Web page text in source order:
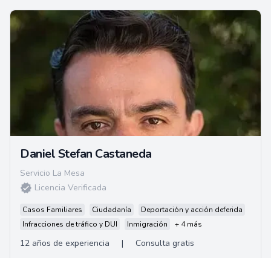
Daniel Stefan Castaneda
Servicio La Mesa
Licencia Verificada
Casos Familiares Ciudadanía
Deportación y acción deferida
Infracciones de tráfico y DUI
Inmigración + 4 más
12 años de experiencia |
Consulta gratis